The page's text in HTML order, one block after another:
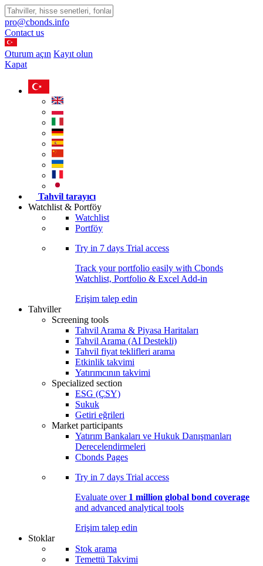
pro@cbonds.info
Contact us
Oturum açın Kayıt olun
Kapat
Tahvil tarayıcı
Watchlist & Portföy
Watchlist
Portföy
Try in 7 days Trial access
Track your portfolio easily with Cbonds
Watchlist, Portfolio & Excel Add-in
Erişim talep edin
Tahviller
Screening tools
Tahvil Arama & Piyasa Haritaları
Tahvil Arama (AI Destekli)
Tahvil fiyat teklifleri arama
Etkinlik takvimi
Yatırımcının takvimi
Specialized section
ESG (ÇSY)
Sukuk
Getiri eğrileri
Market participants
Yatırım Bankaları ve Hukuk Danışmanları
Derecelendirmeleri
Cbonds Pages
Try in 7 days Trial access
Evaluate over 1 million global bond coverage
and advanced analytical tools
Erişim talep edin
Stoklar
Stok arama
Temettü Takvimi